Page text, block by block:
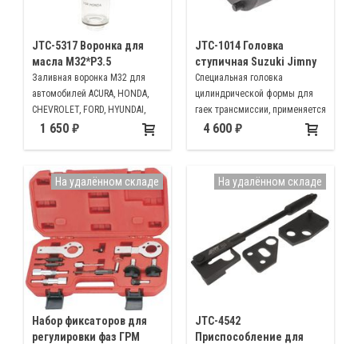
JTC-5317 Воронка для
масла М32*Р3.5
Заливная воронка М32 для
автомобилей ACURA, HONDA,
CHEVROLET, FORD, HYUNDAI,
ISUZU, JEEP, KIA, LAND ROVER,
MITSUBISHI, VW) NISSAN,
INFINITI
1 650
JTC-1014 Головка
ступичная Suzuki Jimny
Специальная головка
цилиндрической формы для
гаек трансмиссии, применяется
для снятия / установки гайки
4 600
Набор фиксаторов для
регулировки фаз ГРМ
На удалённом складе
JTC-4542
Приспособление для
На удалённом складе